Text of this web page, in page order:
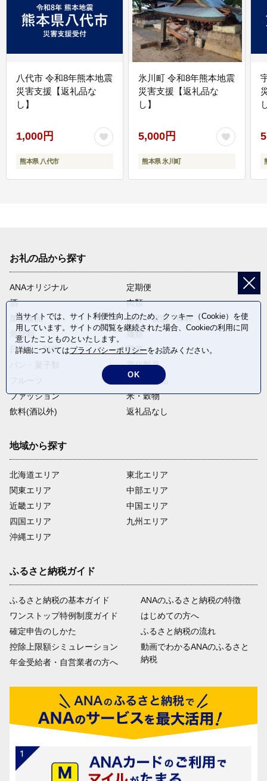
八代市 令和8年熊本地震
災害支援【返礼品な
し】
1,000円
熊本県 八代市
氷川町 令和8年熊本地震
災害支援【返礼品な
し】
5,000円
熊本県 氷川町
お礼の品から探す
ANAオリジナル
定期便
酒
肉類
加工食品
旅行・宿泊・体験
魚介類
麺類
日用品・雑貨
野菜
電化製品
卵・乳製品
ファッション
米・穀物
飲料(酒以外)
返礼品なし
地域から探す
北海道エリア
関東エリア
近畿エリア
四国エリア
沖縄エリア
東北エリア
中部エリア
中国エリア
九州エリア
ふるさと納税ガイド
ふるさと納税の基本ガイド
ワンストップ特例制度ガイド
確定申告のしかた
控除上限額シミュレーション
年金受給者・自営業者の方へ
ANAのふるさと納税の特徴
はじめての方へ
ふるさと納税の流れ
動画でわかるANAのふるさと
納税
当サイトでは、サイト利便性向上のため、クッキー（Cookie）を使
用しています。サイトの閲覧を継続された場合、Cookieの利用に同
意したことものといたします。
詳細についてはプライバシーポリシーをお読みください。
OK